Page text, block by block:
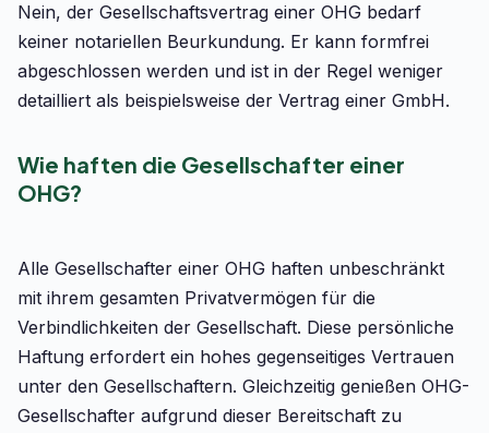
Nein, der Gesellschaftsvertrag einer OHG bedarf
keiner notariellen Beurkundung. Er kann formfrei
abgeschlossen werden und ist in der Regel weniger
detailliert als beispielsweise der Vertrag einer GmbH.
Wie haften die Gesellschafter einer
OHG?
Alle Gesellschafter einer OHG haften unbeschränkt
mit ihrem gesamten Privatvermögen für die
Verbindlichkeiten der Gesellschaft. Diese persönliche
Haftung erfordert ein hohes gegenseitiges Vertrauen
unter den Gesellschaftern. Gleichzeitig genießen OHG-
Gesellschafter aufgrund dieser Bereitschaft zu